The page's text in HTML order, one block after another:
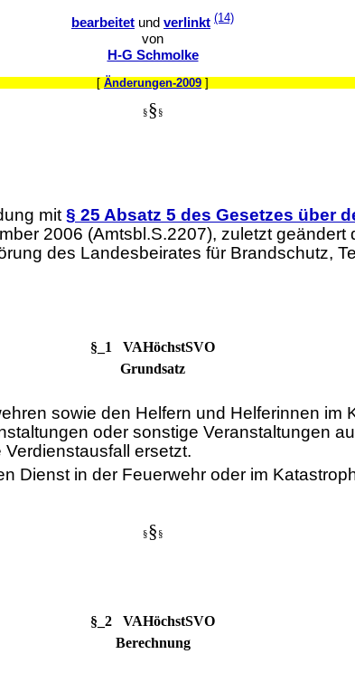
bearbeitet und verlinkt (14)
von
H-G Schmolke
[ Änderungen-2009 ]
§§ §
mit § 25 Absatz 5 des Gesetzes über
2006 (Amtsbl.S.2207), zuletzt
des Landesbeirates für Brandschutz,
§_1 VAHöchstSVO
Grundsatz
sowie den Helfern und Helferinnen
oder sonstige Veranstaltungen
ersetzt.
Dienst in der Feuerwehr oder im
§§ §
§_2 VAHöchstSVO
Berechnung